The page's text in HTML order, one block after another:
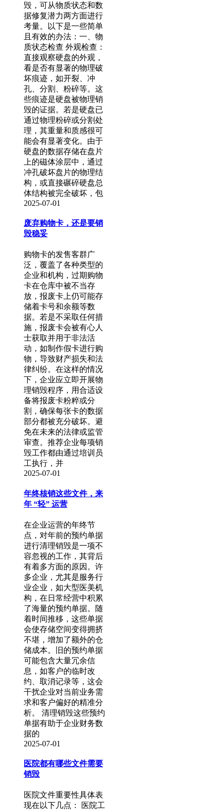
毁，可从物质状态和数
据修复潜力两方面进行
考量。以下是一些简单
且有效的办法：一、物
质状态检查 外观检查：
直接观察硬盘的外观，
看是否有显著的物理破
坏痕迹，如开裂、冲
孔、分割、粉碎等。这
些痕迹是硬盘被物理销
毁的证据。若是硬盘已
通过物理粉碎或分割处
理，其重量和质感很可
能会有显著变化。由于
硬盘的数据存储在盘片
上的磁体涂层中，通过
冲孔破坏盘片的物理结
构，或直接碾碎硬盘总
体结构被完全破坏，包
2025-07-01
废弃购物卡，还是要销
毁稳妥
购物卡的发售客群广
泛，覆盖了各种类型的
企业和机构，过期购物
卡在仓库中被不当存
放，报废卡上仍可能存
储着卡号和余额等数
据。若是不采取任何措
施，报废卡会被有心人
士获取并用于非法活
动，如制作假卡进行购
物，导致财产损失和法
律纠纷。在这样的情况
下，企业应立即开展物
理销毁程序，用合适设
备将报废卡粉粹或分
割，确保每张卡的数据
部分都被充分破坏。避
免在未来的法律或监管
审查。推荐企业每项销
毁工作都由通过培训员
工执行，并
2025-07-01
年终核销这些文件，来
年 “轻” 运营
在企业运营的年终节
点，对年前的预约单据
进行清理销毁是一项不
容忽视的工作，其背后
有着多方面的原因。许
多企业，尤其是服务行
业企业，如大型医美机
构，在日常经营中积累
了海量的预约单据。随
着时间推移，这些单据
会使存储空间变得拥挤
不堪，增加了额外的仓
储成本。旧的预约单据
可能包含大量冗余信
息，如客户的临时改
约、取消记录等，这会
干扰企业对当前业务需
求和客户偏好的精准分
析。 清理销毁这些预约
单据有助于企业财务数
据的
2025-07-01
医院都有哪些文件需要
销毁
医院文件重要性具体表
现在以下几点： 医院工